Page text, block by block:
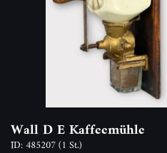
Wall D E Kaffeemühle
ID: 485207(1 St.)